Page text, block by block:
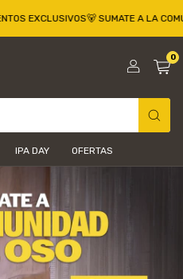
SUMATE A LA COMUNIDAD
0
IPA DAY OFERTAS